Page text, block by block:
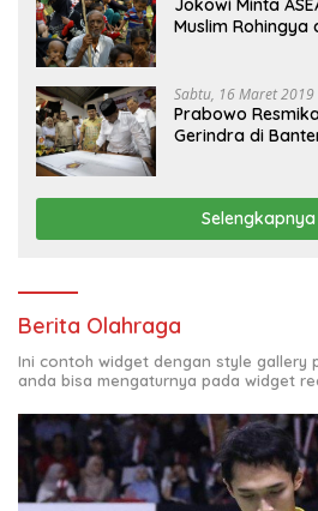
Jokowi Minta
Muslim Rohingya
Sabtu, 16 Maret
Prabowo
Gerindra di
Selengkapnya
Berita Olahraga
Ini contoh widget dengan style gallery
anda bisa mengaturnya pada widget